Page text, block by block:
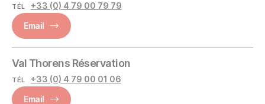
TÉL
+33 (0) 4 79 00 79 79
Email
Val Thorens Réservation
TÉL
+33 (0) 4 79 00 01 06
Email